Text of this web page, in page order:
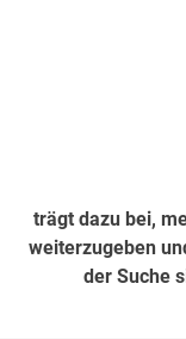
trägt dazu bei,
weiterzugeben
der Suche